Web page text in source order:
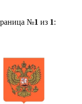
№1 из 1: